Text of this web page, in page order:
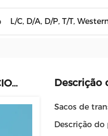
L/C, D/A, D/P, T/T,
PRODUTOS RELACIONADOS Descrição
Sacos de
Descrição